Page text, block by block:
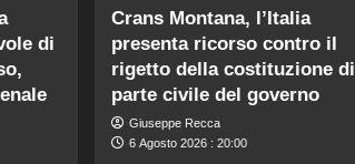
di
Crans Montana, l’Italia
presenta ricorso contro il
rigetto della costituzione di
parte civile del governo
Giuseppe Recca
6 Agosto 2026 : 20:00